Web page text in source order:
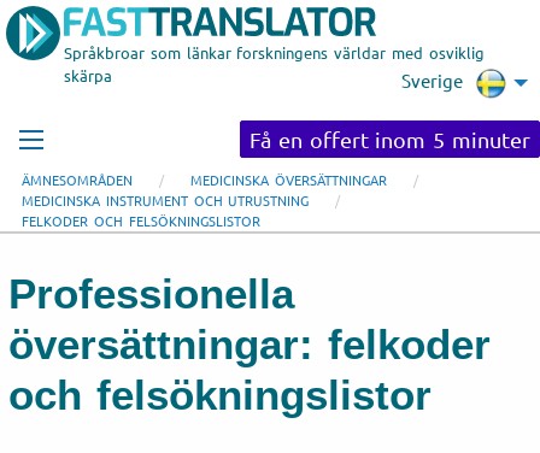
Språkbroar som länkar forskningens världar med osviklig
skärpa
Sverige
Få en offert inom 5 minuter
ÄMNESOMRÅDEN
MEDICINSKA ÖVERSÄTTNINGAR
MEDICINSKA INSTRUMENT OCH UTRUSTNING
FELKODER OCH FELSÖKNINGSLISTOR
Professionella
översättningar: felkoder
och felsökningslistor